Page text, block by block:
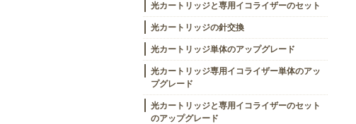
光カートリッジと専用イコライザーのセット
光カートリッジの針交換
光カートリッジ単体のアップグレード
光カートリッジ専用イコライザー単体のアッ
プグレード
光カートリッジと専用イコライザーのセット
のアップグレード